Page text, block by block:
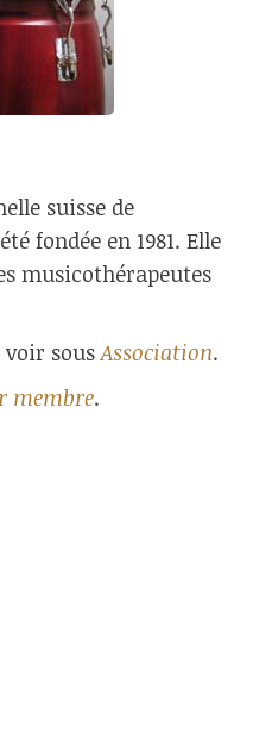
suisse de
fondée en 1981. Elle
musicothérapeutes
voir sousAssociation.
membre.